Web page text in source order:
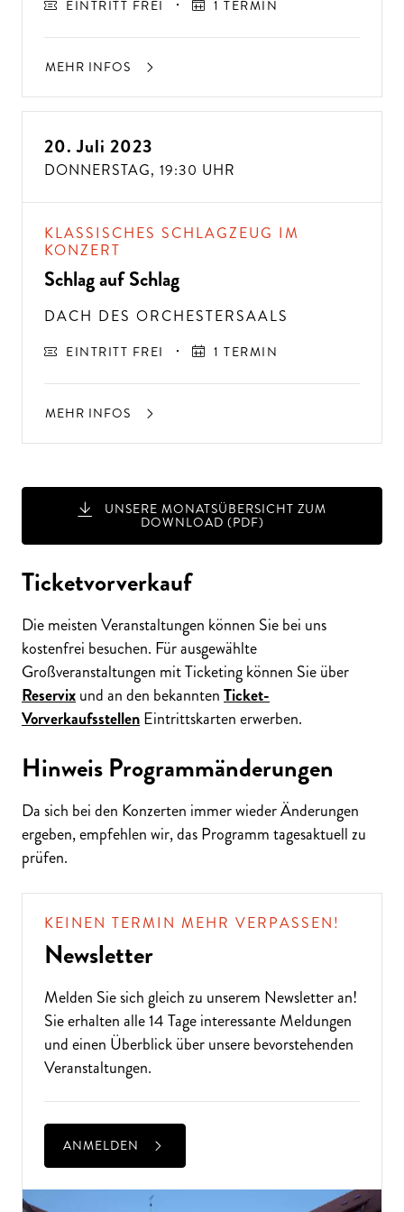
ALTE MUSIK BIS ZEITGENÖSSISCH
LIEBEN SIE DIE OPER?
ÜBE
R 300
VE
R
A
NST
ALT
U
N
GE
N P
R
O
J
A
H
EINTRITT FREI 1 TERMIN
MEHR INFOS
20. Juli 2023
DONNERSTAG, 19:30 UHR
KLASSISCHES SCHLAGZEUG IM
KONZERT
Schlag auf Schlag
DACH DES ORCHESTERSAALS
EINTRITT FREI 1 TERMIN
MEHR INFOS
UNSERE MONATSÜBERSICHT ZUM
DOWNLOAD (PDF)
Ticketvorverkauf
Die meisten Veranstaltungen können Sie bei uns
kostenfrei besuchen. Für ausgewählte
Großveranstaltungen mit Ticketing können Sie über
Reservixund an den bekanntenTicket-
VorverkaufsstellenEintrittskarten erwerben.
Hinweis Programmänderungen
Da sich bei den Konzerten immer wieder Änderungen
ergeben, empfehlen wir, das Programm tagesaktuell zu
prüfen.
KEINEN TERMIN MEHR VERPASSEN!
Newsletter
Melden Sie sich gleich zu unserem Newsletteran!
Sie erhalten alle 14 Tage interessante Meldungen
und einen Überblick über unsere bevorstehenden
Veranstaltungen.
ANMELDEN